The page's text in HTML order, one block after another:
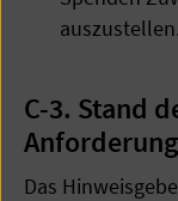
auszustellen.
C-3. Stand
Das